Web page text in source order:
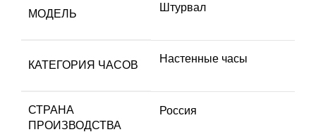
МОДЕЛЬ
Штурвал
КАТЕГОРИЯ ЧАСОВ
Настенные часы
СТРАНА
ПРОИЗВОДСТВА
Россия